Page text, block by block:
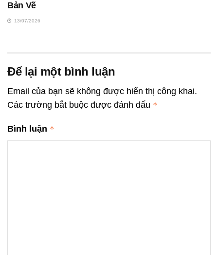
Bản Vẽ
13/07/2026
Để lại một bình luận
Email của bạn sẽ không được hiển thị công khai.
Các trường bắt buộc được đánh dấu *
Bình luận *